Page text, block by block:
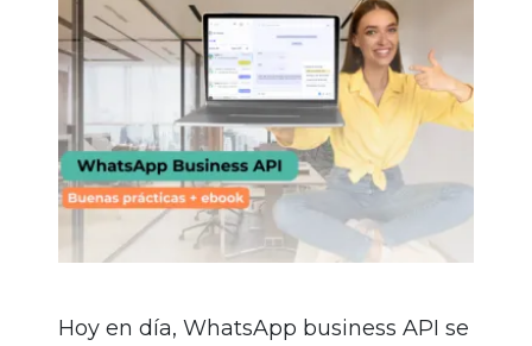
Iniciar
sesión
Hoy en día, WhatsApp business API se